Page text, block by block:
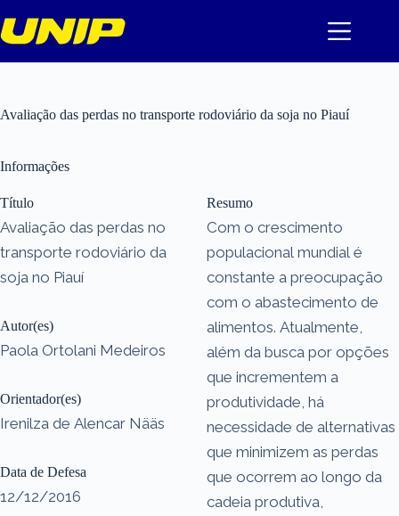
para
o
Avaliação das perdas no transporte rodoviário da soja no Piauí
Informações
Título
Avaliação das perdas no
transporte rodoviário da
soja no Piauí
Autor(es)
Paola Ortolani Medeiros
Orientador(es)
Irenilza de Alencar Nääs
Data de Defesa
12/12/2016
Resumo
Com o crescimento
populacional mundial é
constante a preocupação
com o abastecimento de
alimentos. Atualmente,
além da busca por opções
que incrementem a
produtividade, há
necessidade de alternativas
que minimizem as perdas
que ocorrem ao longo da
cadeia produtiva,